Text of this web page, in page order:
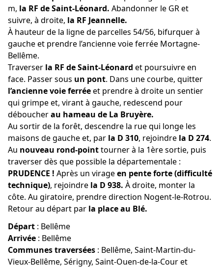
m, la RF de Saint-Léonard. Abandonner le GR et
suivre, à droite, la RF Jeannelle.
À hauteur de la ligne de parcelles 54/56, bifurquer à
gauche et prendre l’ancienne voie ferrée Mortagne-
Bellême.
Traverser la RF de Saint-Léonard et poursuivre en
face. Passer sous un pont. Dans une courbe, quitter
l’ancienne voie ferréeet prendre à droite un sentier
qui grimpe et, virant à gauche, redescend pour
déboucherau hameau de La Bruyère.
Au sortir de la forêt, descendre la rue qui longe les
maisons de gauche et, par la D 310, rejoindre la D 274.
Au nouveau rond-pointtourner à la 1ère sortie, puis
traverser dès que possible la départementale :
PRUDENCE ! Après un virageen pente forte (difficulté
technique), rejoindre la D 938. À droite, monter la
côte. Au giratoire, prendre direction Nogent-le-Rotrou.
Retour au départ par la place au Blé.
Départ : Bellême
Arrivée : Bellême
Communes traversées : Bellême, Saint-Martin-du-
Vieux-Bellême, Sérigny, Saint-Ouen-de-la-Cour et